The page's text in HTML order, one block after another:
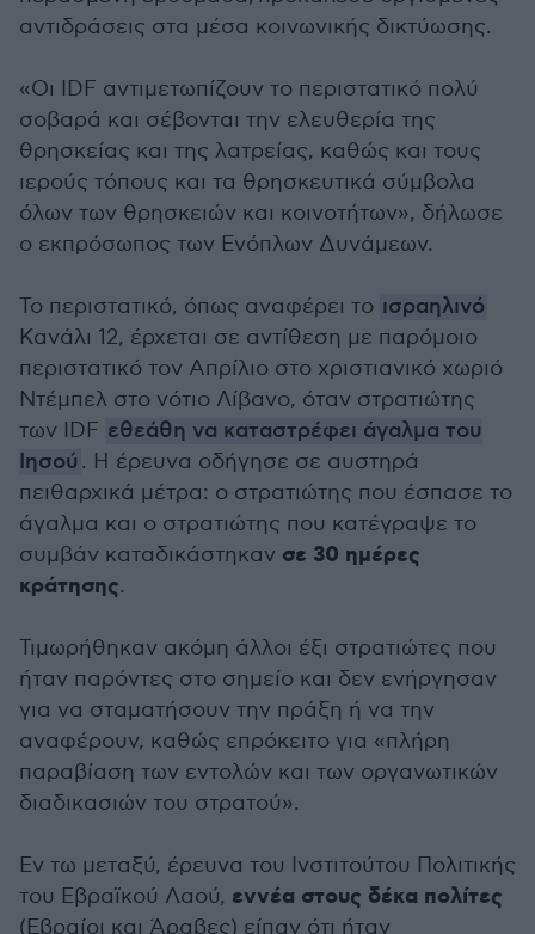
αντιδράσεις στα μέσα κοινωνικής δικτύωσης.
«Οι IDF αντιμετωπίζουν το περιστατικό πολύ
σοβαρά και σέβονται την ελευθερία της
θρησκείας και της λατρείας, καθώς και τους
ιερούς τόπους και τα θρησκευτικά σύμβολα
όλων των θρησκειών και κοινοτήτων», δήλωσε
ο εκπρόσωπος των Ενόπλων Δυνάμεων.
Το περιστατικό, όπως αναφέρει το ισραηλινό
Κανάλι 12, έρχεται σε αντίθεση με παρόμοιο
περιστατικό τον Απρίλιο στο χριστιανικό χωριό
Ντέμπελ στο νότιο Λίβανο, όταν στρατιώτης
των IDF εθεάθη να καταστρέφει άγαλμα του
Ιησού . Η έρευνα οδήγησε σε αυστηρά
πειθαρχικά μέτρα: ο στρατιώτης που έσπασε το
άγαλμα και ο στρατιώτης που κατέγραψε το
συμβάν καταδικάστηκαν σε 30 ημέρες
κράτησης.
Τιμωρήθηκαν ακόμη άλλοι έξι στρατιώτες που
ήταν παρόντες στο σημείο και δεν ενήργησαν
για να σταματήσουν την πράξη ή να την
αναφέρουν, καθώς επρόκειτο για «πλήρη
παραβίαση των εντολών και των οργανωτικών
διαδικασιών του στρατού».
Εν τω μεταξύ, έρευνα του Ινστιτούτου Πολιτικής
του Εβραϊκού Λαού, εννέα στους δέκα πολίτες
(Εβραίοι και Άραβες) είπαν ότι ήταν